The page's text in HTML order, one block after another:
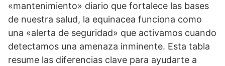
«mantenimiento» diario que fortalece las bases
de nuestra salud, la equinacea funciona como
una «alerta de seguridad» que activamos cuando
detectamos una amenaza inminente. Esta tabla
resume las diferencias clave para ayudarte a